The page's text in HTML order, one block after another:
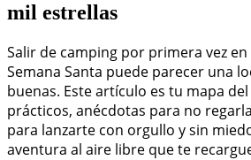
mil estrellas
Salir de camping por primera vez
Semana Santa puede parecer una
buenas. Este artículo es tu mapa
prácticos, anécdotas para no
para lanzarte con orgullo y sin
aventura al aire libre que te